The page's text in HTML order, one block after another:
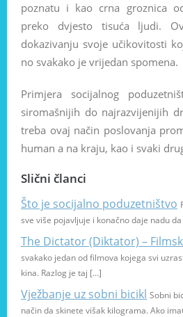
poznatu i kao crna groznica
preko dvjesto tisuća ljudi.
dokazivanju svoje učikovitosti
no svakako je vrijedan spomena.
Primjera socijalnog
siromašnijih do najrazvijenijih
treba ovaj način poslovanja
human a na kraju, kao i svaki
Slični članci
Što je socijalno poduzetništvo
sve više pojavljuje i konačno daje nadu
The Dictator (Diktator) –
svakako jedan od filmova kojega svi
kina. Razlog je taj […]
Vježbanje uz sobni bicikl Sobni
način da skinete višak kilograma. Ako